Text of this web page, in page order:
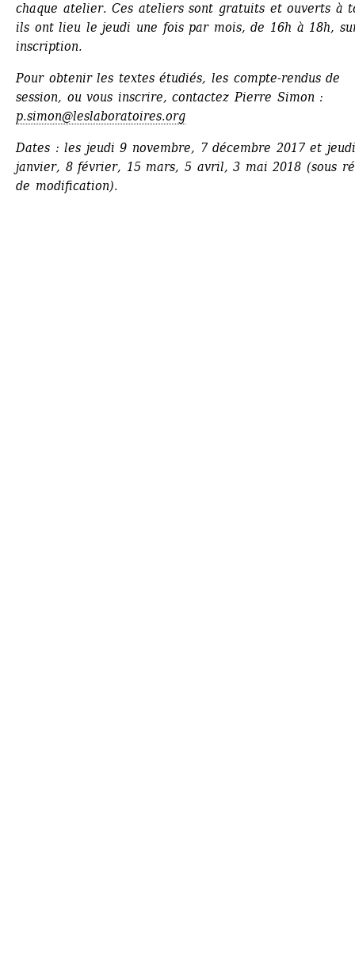
chaque atelier. Ces ateliers sont gratuits et ouverts à
ils ont lieu le jeudi une fois par mois, de 16h à 18h,
inscription.
Pour obtenir les textes étudiés, les compte-rendus de
session, ou vous inscrire, contactez Pierre Simon :
p.simon@leslaboratoires.org
Dates : les jeudi 9 novembre, 7 décembre 2017 et
janvier, 8 février, 15 mars, 5 avril, 3 mai 2018 (sous
de modification).